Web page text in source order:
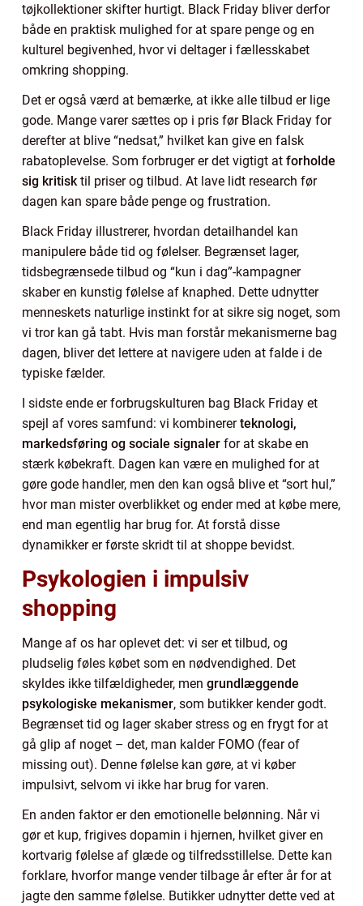
tøjkollektioner skifter hurtigt. Black Friday bliver derfor
både en praktisk mulighed for at spare penge og en
kulturel begivenhed, hvor vi deltager i fællesskabet
omkring shopping.
Det er også værd at bemærke, at ikke alle tilbud er lige
gode. Mange varer sættes op i pris før Black Friday for
derefter at blive “nedsat,” hvilket kan give en falsk
rabatoplevelse. Som forbruger er det vigtigt at forholde
sig kritisk til priser og tilbud. At lave lidt research før
dagen kan spare både penge og frustration.
Black Friday illustrerer, hvordan detailhandel kan
manipulere både tid og følelser. Begrænset lager,
tidsbegrænsede tilbud og “kun i dag”-kampagner
skaber en kunstig følelse af knaphed. Dette udnytter
menneskets naturlige instinkt for at sikre sig noget, som
vi tror kan gå tabt. Hvis man forstår mekanismerne bag
dagen, bliver det lettere at navigere uden at falde i de
typiske fælder.
I sidste ende er forbrugskulturen bag Black Friday et
spejl af vores samfund: vi kombinererteknologi,
markedsføring og sociale signaler for at skabe en
stærk købekraft. Dagen kan være en mulighed for at
gøre gode handler, men den kan også blive et “sort hul,”
hvor man mister overblikket og ender med at købe mere,
end man egentlig har brug for. At forstå disse
dynamikker er første skridt til at shoppe bevidst.
Psykologien i impulsiv
shopping
Mange af os har oplevet det: vi ser et tilbud, og
pludselig føles købet som en nødvendighed. Det
skyldes ikke tilfældigheder, men grundlæggende
psykologiske mekanismer, som butikker kender godt.
Begrænset tid og lager skaber stress og en frygt for at
gå glip af noget – det, man kalder FOMO (fear of
missing out). Denne følelse kan gøre, at vi køber
impulsivt, selvom vi ikke har brug for varen.
En anden faktor er den emotionelle belønning. Når vi
gør et kup, frigives dopamin i hjernen, hvilket giver en
kortvarig følelse af glæde og tilfredsstillelse. Dette kan
forklare, hvorfor mange vender tilbage år efter år for at
jagte den samme følelse. Butikker udnytter dette ved at